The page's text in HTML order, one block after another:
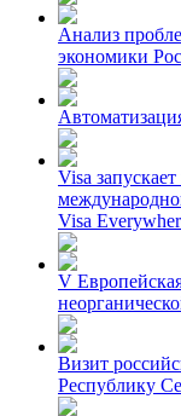
Анализ
экономики
Visa
Visa
V
Визит
Республику